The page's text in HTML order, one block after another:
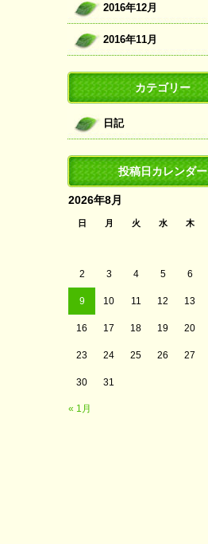
2016年12月
2016年11月
カテゴリー
日記
投稿日カレンダー
2026年8月
日 月 火 水 木
« 1月
2 3 4 5 6
9 10 11 12 13
16 17 18 19 20
23 24 25 26 27
30 31